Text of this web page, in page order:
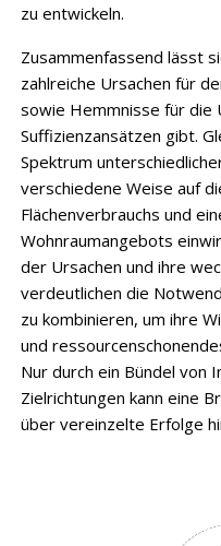
zu entwickeln.
Zusammenfassend lässt
zahlreiche Ursachen für
sowie Hemmnisse für die
Suffizienzansätzen gibt.
Spektrum
verschiedene Weise auf
Flächenverbrauchs und
Wohnraumangebots
der Ursachen und ihre
verdeutlichen die
zu kombinieren, um ihre
und
Nur durch ein Bündel von
Zielrichtungen kann eine
über vereinzelte Erfolge